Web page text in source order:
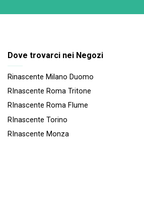
Dove trovarci nei Negozi
Rinascente Milano Duomo
RInascente Roma Tritone
RInascente Roma FIume
RInascente Torino
RInascente Monza